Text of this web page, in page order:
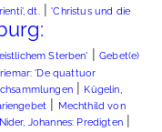
dt.|'Christus und die
Sterben' |Gebet(e)
'De quattuor
| Kügelin,
| Mechthild von
Nider, Johannes: Predigten|